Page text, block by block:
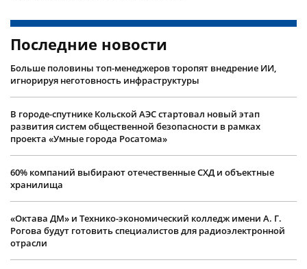
Последние новости
Больше половины топ-менеджеров торопят внедрение ИИ,
игнорируя неготовность инфраструктуры
В городе-спутнике Кольской АЭС стартовал новый этап
развития систем общественной безопасности в рамках
проекта «Умные города Росатома»
60% компаний выбирают отечественные СХД и объектные
хранилища
«Октава ДМ» и Технико-экономический колледж имени А. Г.
Рогова будут готовить специалистов для радиоэлектронной
отрасли